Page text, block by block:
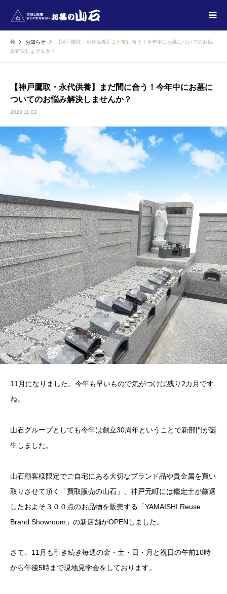
お知らせ
【神戸鷹取・永代供養】まだ間に合う！今年中にお墓についてのお悩
み解決しませんか？
【神戸鷹取・永代供養】まだ間に合う！今年中にお墓に
ついてのお悩み解決しませんか？
2023.11.02
11月になりました。今年も早いもので気がつけば残り2カ月です
ね。
山石グループとしても今年は創立30周年ということで新部門が誕
生しました。
山石顧客様限定でご自宅にある大切なブランド品や貴金属を買い
取りさせて頂く「買取販売の山石」、神戸元町には鑑定士が厳選
したおよそ３００点のお品物を販売する「YAMAISHI Reuse
Brand Showroom」の新店舗がOPENしました。
さて、11月も引き続き毎週の金・土・日・月と祝日の午前10時
から午後5時まで現地見学会をしております。